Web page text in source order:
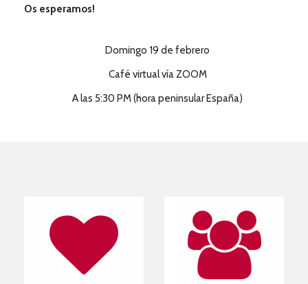
Os esperamos!
Domingo 19 de febrero
Café virtual vía ZOOM
A las 5:30 PM (hora peninsular España)